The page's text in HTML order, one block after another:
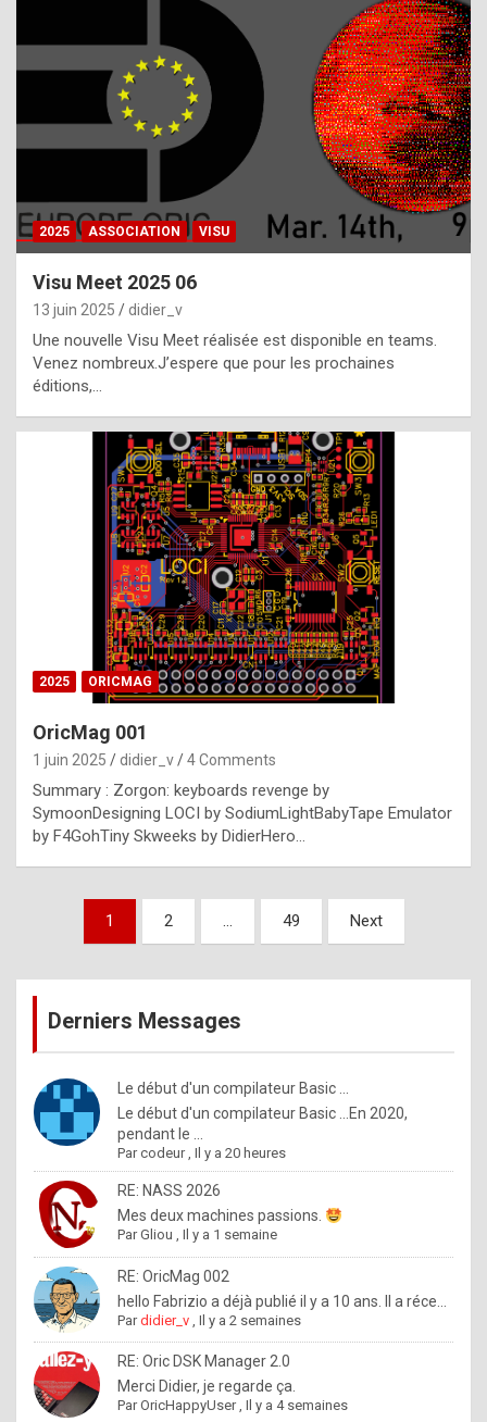
h
a
t
t
e
b
e
s
t
p
h
o
n
y
l
e
x
a
%
m
a
d
b
y
o
l
e
x
2025 ASSOCIATION VISU
Visu Meet 2025 06
13 juin 2025 didier_v
Une nouvelle Visu Meet réalisée est disponible en teams.
Venez nombreux.J’espere que pour les prochaines
éditions,…
2025 ORICMAG
OricMag 001
1 juin 2025 didier_v 4 Comments
Summary : Zorgon: keyboards revenge by
SymoonDesigning LOCI by SodiumLightBabyTape Emulator
by F4GohTiny Skweeks by DidierHero…
Pagination
publications
1 2 … 49 Next
Derniers Messages
Le début d'un compilateur Basic ...
Le début d'un compilateur Basic ...En 2020,
pendant le ...
Parcodeur,Il y a 20 heures
RE: NASS 2026
Mes deux machines passions.
ParGliou ,Il y a 1 semaine
RE: OricMag 002
hello Fabrizio a déjà publié il y a 10 ans. Il a réce...
Pardidier_v ,Il y a 2 semaines
RE: Oric DSK Manager 2.0
Merci Didier, je regarde ça.
ParOricHappyUser,Il y a 4 semaines